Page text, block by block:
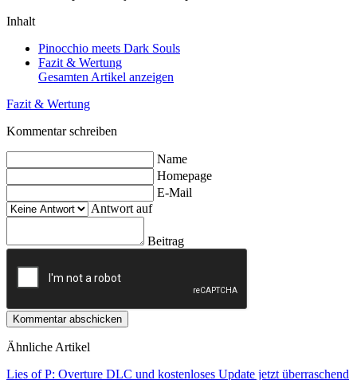
Inhalt
Pinocchio meets Dark Souls
Fazit & Wertung
Gesamten Artikel anzeigen
Fazit & Wertung
Kommentar schreiben
Name
Homepage
E-Mail
Antwort auf
Beitrag
Kommentar abschicken
Ähnliche Artikel
Lies of P: Overture DLC und kostenloses Update jetzt überraschend